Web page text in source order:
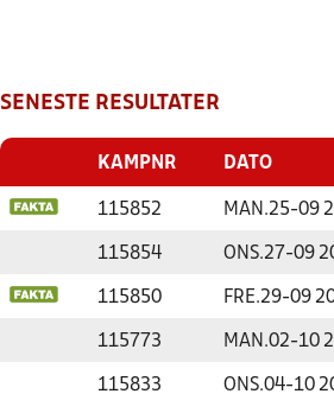
SENESTE RESULTATER
KAMPNR DATO
115852 MAN.25-09
115854 ONS.27-09
115850 FRE.29-09
115773 MAN.02-10
115833 ONS.04-10